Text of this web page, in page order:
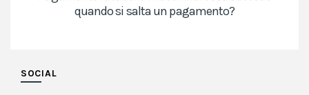
quando si salta un pagamento?
SOCIAL